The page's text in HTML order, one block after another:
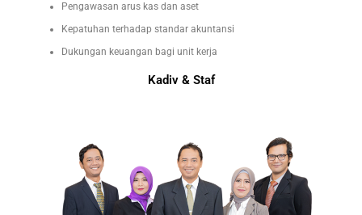
Pengawasan arus kas dan aset
Kepatuhan terhadap standar akuntansi
Dukungan keuangan bagi unit kerja
Kadiv & Staf